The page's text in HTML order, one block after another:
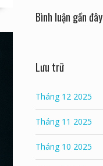
Bình luận gần đây
Lưu trữ
Tháng 12 2025
Tháng 11 2025
Tháng 10 2025